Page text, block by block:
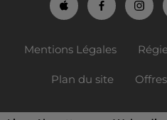
Mentions Légales
Plan du site